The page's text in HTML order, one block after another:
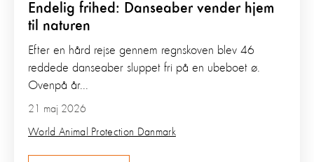
Endelig frihed: Danseaber vender hjem
til naturen
21 maj 2026
World Animal Protection Danmark
Efter en hård rejse gennem regnskoven blev 46
reddede danseaber sluppet fri på en ubeboet ø.
Ovenpå år...